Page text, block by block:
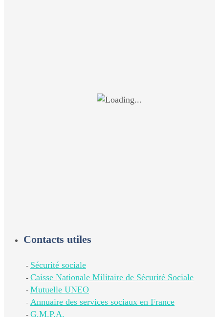
Contacts utiles
- Sécurité sociale
- Caisse Nationale Militaire de Sécurité Sociale
- Mutuelle UNEO
- Annuaire des services sociaux en France
- G.M.P.A.